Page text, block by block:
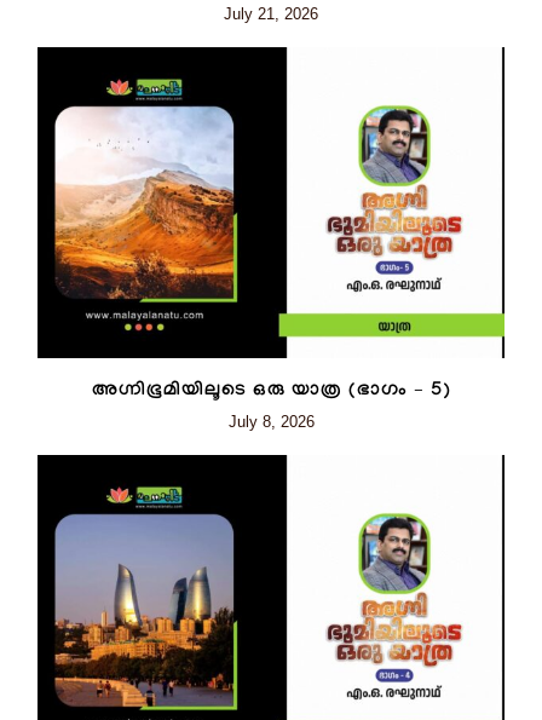
July 21, 2026
അഗ്നിഭൂമിയിലൂടെ ഒരു യാത്ര (ഭാഗം – 5)
July 8, 2026